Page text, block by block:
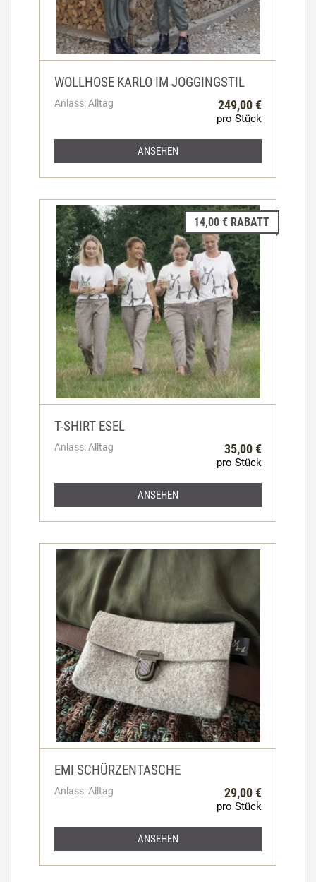
WOLLHOSE KARLO IM JOGGINGSTIL
Anlass: Alltag 249,00 €
pro Stück
ANSEHEN
14,00 € RABATT
T-SHIRT ESEL
Anlass: Alltag 35,00 €
pro Stück
ANSEHEN
EMI SCHÜRZENTASCHE
Anlass: Alltag 29,00 €
pro Stück
ANSEHEN